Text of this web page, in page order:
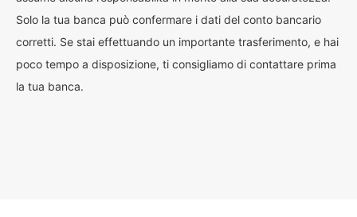
Solo la tua banca può confermare i dati del conto bancario
corretti. Se stai effettuando un importante trasferimento, e hai
poco tempo a disposizione, ti consigliamo di contattare prima
la tua banca.